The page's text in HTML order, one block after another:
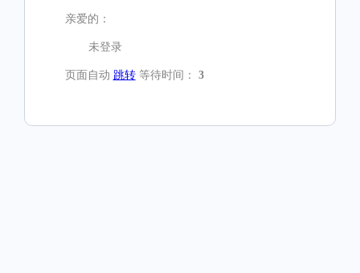
亲爱的：
未登录
页面自动 跳转等待时间： 3